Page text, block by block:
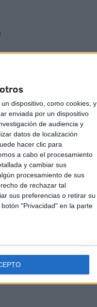
dispositivo, como cookies, y
enviada por un dispositivo
de audiencia y
datos de localización
hacer clic para
a cabo el procesamiento
y cambiar sus
procesamiento de sus
de rechazar tal
sus preferencias o retirar su
"Privacidad" en la parte